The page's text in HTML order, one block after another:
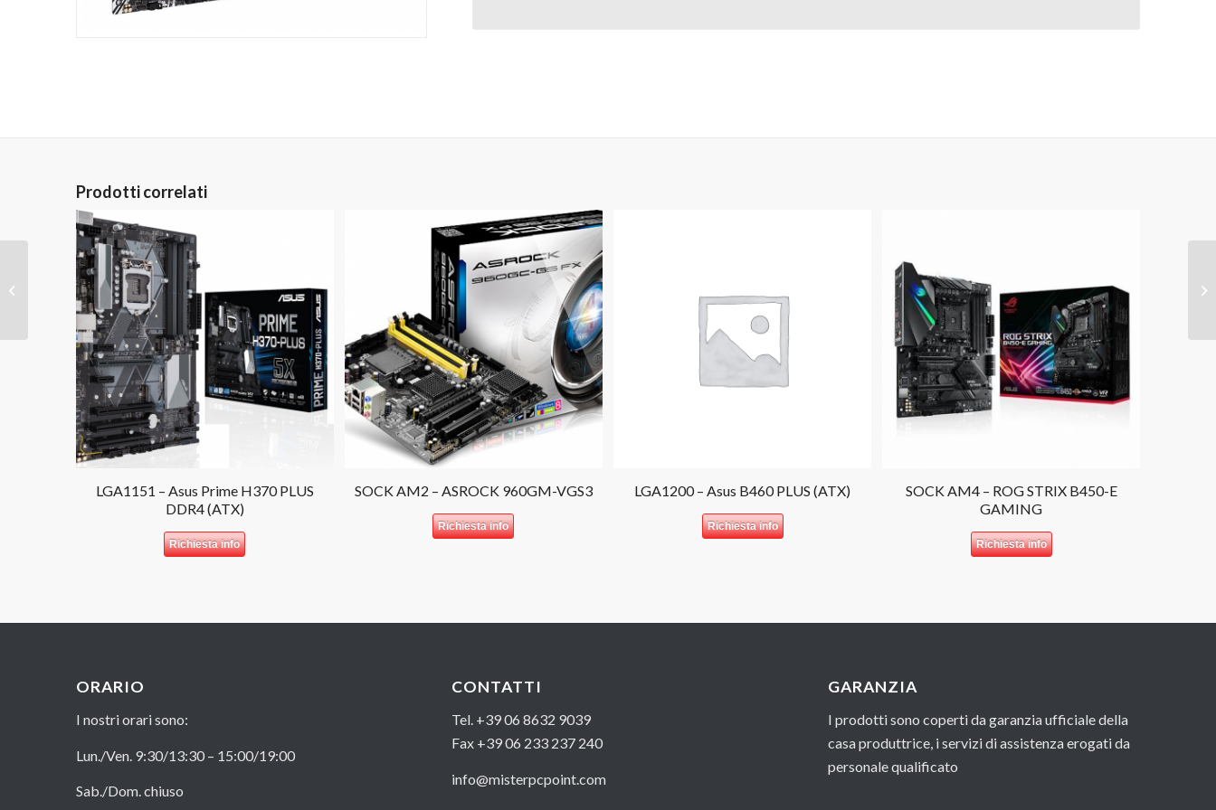
Prodotti correlati
LGA1151 – Asus Prime H370 PLUS
DDR4 (ATX)
Richiesta info
SOCK AM2 – ASROCK 960GM-VGS3
Richiesta info
LGA1200 – Asus B460 PLUS (ATX)
Richiesta info
SOCK AM4 – ROG STRIX B450-E
GAMING
Richiesta info
ORARIO
I nostri orari sono:
Lun./Ven. 9:30/13:30 – 15:00/19:00
Sab./Dom. chiuso
CONTATTI
Tel. +39 06 8632 9039
Fax +39 06 233 237 240
info@misterpcpoint.com
GARANZIA
I prodotti sono coperti da garanzia ufficiale della
casa produttrice, i servizi di assistenza erogati da
personale qualificato
LGA1151 – Asus Prime
H370M-PLUS DDR4